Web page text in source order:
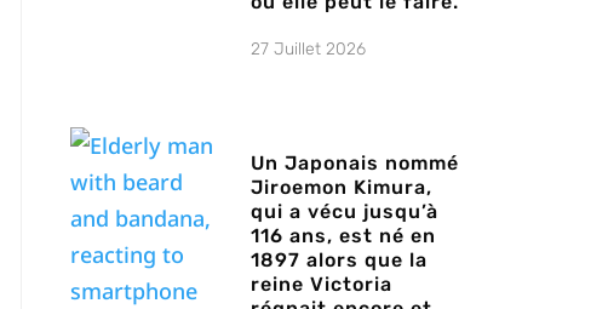
27 Juillet 2026
Un Japonais nommé
Jiroemon Kimura,
qui a vécu jusqu’à
116 ans, est né en
1897 alors que la
reine Victoria